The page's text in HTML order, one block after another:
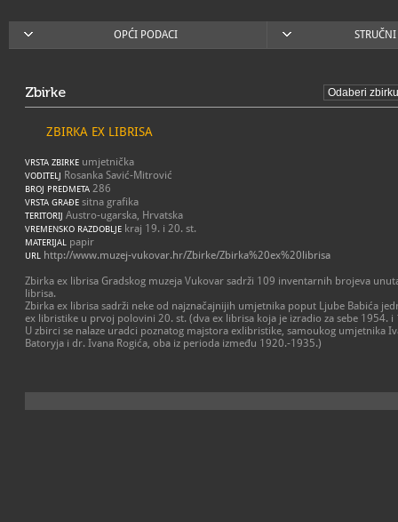
OPĆI PODACI
Zbirke
ZBIRKA EX LIBRISA
VRSTA ZBIRKE umjetnička
VODITELJ Rosanka Savić-Mitrović
BROJ PREDMETA 286
VRSTA GRAĐE sitna grafika
TERITORIJ Austro-ugarska, Hrvatska
VREMENSKO RAZDOBLJE kraj 19. i 20. st.
MATERIJAL papir
URL http://www.muzej-vukovar.hr/Zbirke/Zbirka%20ex%20librisa
Zbirka ex librisa Gradskog muzeja Vukovar sadrži 109 inventarnih brojeva
librisa.
Zbirka ex librisa sadrži neke od najznačajnijih umjetnika poput Ljube Babića
ex libristike u prvoj polovini 20. st. (dva ex librisa koja je izradio za sebe 1954. i
U zbirci se nalaze uradci poznatog majstora exlibristike, samoukog umjetnika
Batoryja i dr. Ivana Rogića, oba iz perioda između 1920.-1935.)